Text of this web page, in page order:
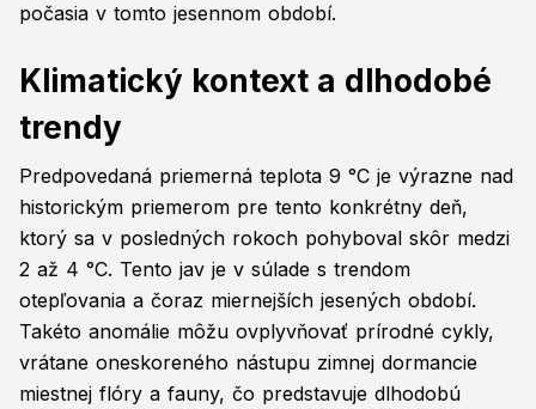
počasia v tomto jesennom období.
Klimatický kontext a dlhodobé
trendy
Predpovedaná priemerná teplota 9 °C je výrazne nad
historickým priemerom pre tento konkrétny deň,
ktorý sa v posledných rokoch pohyboval skôr medzi
2 až 4 °C. Tento jav je v súlade s trendom
otepľovania a čoraz miernejších jesených období.
Takéto anomálie môžu ovplyvňovať prírodné cykly,
vrátane oneskoreného nástupu zimnej dormancie
miestnej flóry a fauny, čo predstavuje dlhodobú